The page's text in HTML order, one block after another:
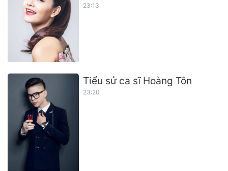
23:13
Tiểu sử ca sĩ Hoàng Tôn
23:20